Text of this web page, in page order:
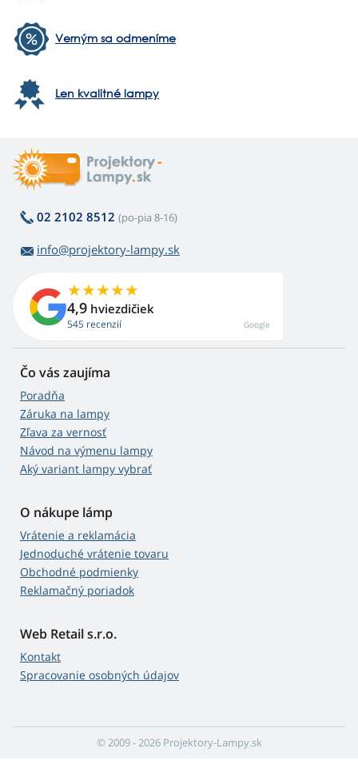
Verným sa odmeníme
Len kvalitné lampy
02 2102 8512 (po-pia 8-16)
info@projektory-lampy.sk
4,9 hviezdičiek
545 recenzií Google
Čo vás zaujíma
Poradňa
Záruka na lampy
Zľava za vernosť
Návod na výmenu lampy
Aký variant lampy vybrať
O nákupe lámp
Vrátenie a reklamácia
Jednoduché vrátenie tovaru
Obchodné podmienky
Reklamačný poriadok
Web Retail s.r.o.
Kontakt
Spracovanie osobných údajov
© 2009 - 2026 Projektory-Lampy.sk